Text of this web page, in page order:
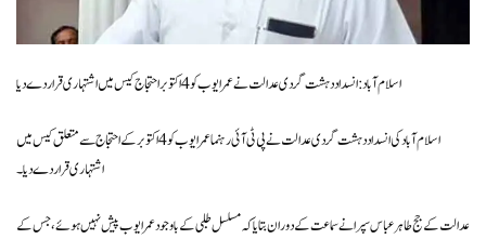
اسلام آباد: انسداد دہشت گردی عدالت نے عمر ایوب کو 4 اکتوبر احتجاج کیس میں اشتہاری قرار دے دیا
اسلام آباد کی انسداد دہشت گردی عدالت نے پی ٹی آئی رہنما عمر ایوب کو 4 اکتوبر کے احتجاج سے متعلق کیس میں
اشتہاری قرار دے دیا۔
عدالت کے جج طاہر عباس سپرا نے سماعت کے دوران بتایا کہ مسلسل طلبی کے باوجود عمر ایوب پیش نہیں ہوئے، جس کے